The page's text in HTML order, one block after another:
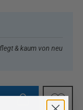
& kaum von neu